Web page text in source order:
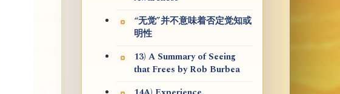
“无觉”并不意味着否定觉知或
明性
13) A Summary of Seeing
that Frees by Rob Burbea